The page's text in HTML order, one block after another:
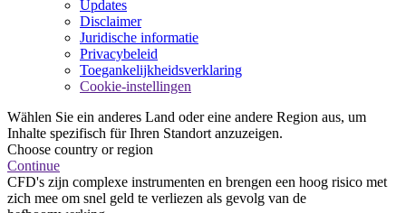
Updates
Disclaimer
Juridische informatie
Privacybeleid
Toegankelijkheidsverklaring
Cookie-instellingen
Wählen Sie ein anderes Land oder eine andere Region aus, um
Inhalte spezifisch für Ihren Standort anzuzeigen.
Choose country or region
Continue
CFD's zijn complexe instrumenten en brengen een hoog risico met
zich mee om snel geld te verliezen als gevolg van de